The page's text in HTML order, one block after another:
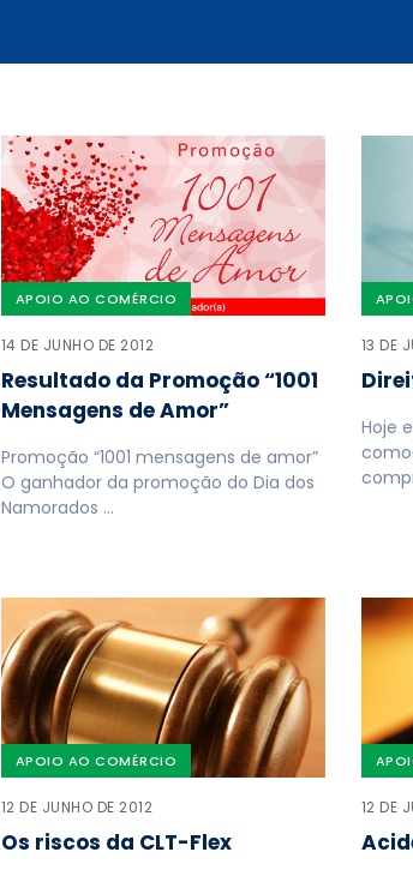
APOIO AO COMÉRCIO
14 DE JUNHO DE 2012
Resultado da Promoção “1001
Mensagens de Amor”
Promoção “1001 mensagens de amor”
O ganhador da promoção do Dia dos
Namorados …
13 DE
Hoje
APOIO AO COMÉRCIO
12 DE JUNHO DE 2012
Os riscos da CLT-Flex
12 DE